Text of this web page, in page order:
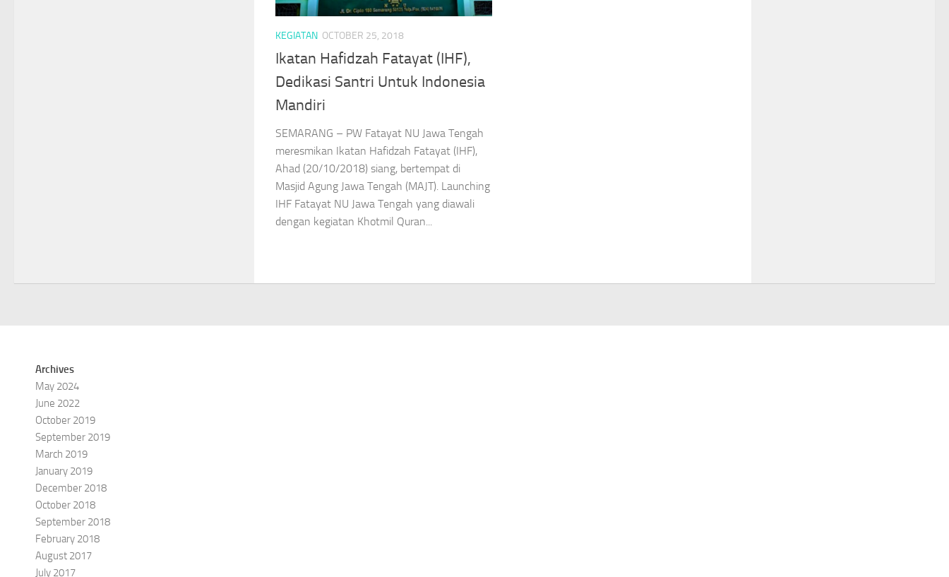
KEGIATAN OCTOBER 25, 2018
Ikatan Hafidzah Fatayat (IHF),
Dedikasi Santri Untuk Indonesia
Mandiri
SEMARANG – PW Fatayat NU Jawa Tengah
meresmikan Ikatan Hafidzah Fatayat (IHF),
Ahad (20/10/2018) siang, bertempat di
Masjid Agung Jawa Tengah (MAJT). Launching
IHF Fatayat NU Jawa Tengah yang diawali
dengan kegiatan Khotmil Quran...
Archives
May 2024
June 2022
October 2019
September 2019
March 2019
January 2019
December 2018
October 2018
September 2018
February 2018
August 2017
July 2017